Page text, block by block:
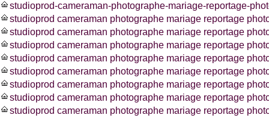
studioprod-cameraman-photographe-mariage-reportage-
studioprod cameraman photographe mariage reportage
studioprod cameraman photographe mariage reportage
studioprod cameraman photographe mariage reportage
studioprod cameraman photographe mariage reportage
studioprod cameraman photographe mariage reportage
studioprod cameraman photographe mariage reportage
studioprod cameraman photographe mariage reportage
studioprod cameraman photographe mariage reportage